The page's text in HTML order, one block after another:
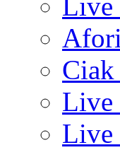
Ciak
Live
Live